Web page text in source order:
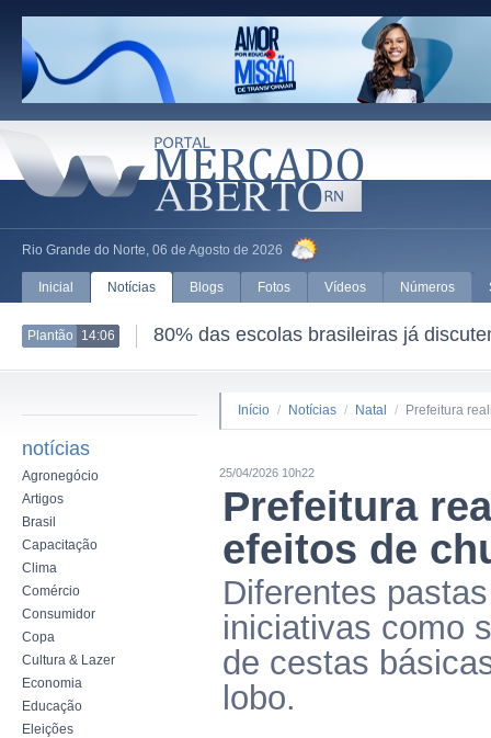
Rio Grande do Norte, 06 de Agosto de 2026
Inicial Notícias Blogs Fotos Vídeos Números
Plantão 14:06 80% das escolas brasileiras já
notícias
Agronegócio
Artigos
Brasil
Capacitação
Clima
Comércio
Consumidor
Copa
Cultura & Lazer
Economia
Educação
Eleições
Início / Notícias / Natal / Prefeitura
25/04/2026 10h22
Prefeitura
efeitos de
Diferentes
iniciativas como
de cestas
lobo.